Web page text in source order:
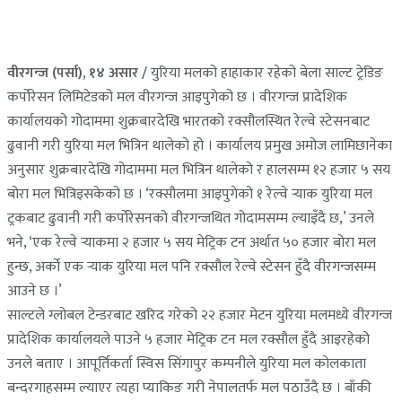
वीरगन्ज (पर्सा), १४ असार /युरिया मलको हाहाकार रहेको बेला साल्ट ट्रेडिङ
कर्पोरेसन लिमिटेडको मल वीरगन्ज आइपुगेको छ । वीरगन्ज प्रादेशिक
कार्यालयको गोदाममा शुक्रबारदेखि भारतको रक्सौलस्थित रेल्वे स्टेसनबाट
ढुवानी गरी युरिया मल भित्रिन थालेको हो । कार्यालय प्रमुख अमोज लामिछानेका
अनुसार शुक्रबारदेखि गोदाममा मल भित्रिन थालेको र हालसम्म १२ हजार ५ सय
बोरा मल भित्रिइसकेको छ । ‘रक्सौलमा आइपुगेको १ रेल्वे र्‍याक युरिया मल
ट्रकबाट ढुवानी गरी कर्पोरेसनको वीरगन्जथित गोदामसम्म ल्याइँदै छ,’ उनले
भने, ‘एक रेल्वे र्‍याकमा २ हजार ५ सय मेट्रिक टन अर्थात ५० हजार बोरा मल
हुन्छ, अर्को एक र्‍याक युरिया मल पनि रक्सौल रेल्वे स्टेसन हुँदै वीरगन्जसम्म
आउने छ ।’
साल्टले ग्लोबल टेन्डरबाट खरिद गरेको २२ हजार मेटन युरिया मलमध्ये वीरगन्ज
प्रादेशिक कार्यालयले पाउने ५ हजार मेट्रिक टन मल रक्सौल हुँदै आइरहेको
उनले बताए । आपूर्तिकर्ता स्विस सिंगापुर कम्पनीले युरिया मल कोलकाता
बन्दरगाहसम्म ल्याएर त्यहा प्याकिङ गरी नेपालतर्फ मल पठाउँदै छ । बाँकी